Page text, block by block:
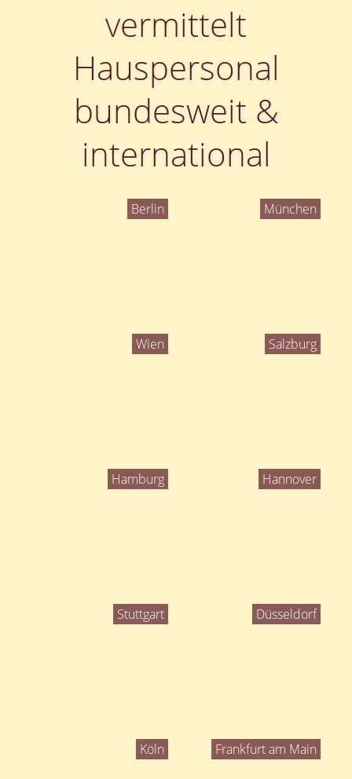
vermittelt
Hauspersonal
bundesweit &
international
Berlin München
Wien Salzburg
Hamburg Hannover
Stuttgart Düsseldorf
Köln Frankfurt am Main